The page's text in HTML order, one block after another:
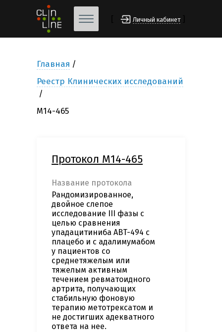
Личный кабинет
Главная
Реестр Клинических исследований
М14-465
Протокол М14-465
Название протокола
Рандомизированное,
двойное слепое
исследование III фазы с
целью сравнения
упадацитиниба ABT-494 с
плацебо и с адалимумабом
у пациентов со
среднетяжелым или
тяжелым активным
течением ревматоидного
артрита, получающих
стабильную фоновую
терапию метотрексатом и
не достигших адекватного
ответа на нее.